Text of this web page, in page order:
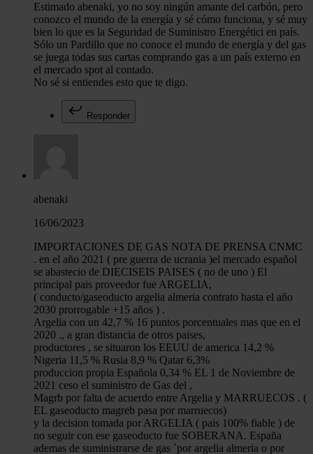
Estimado abenaki, yo no soy ningún amante del carbón, pero
conozco el mundo de la energía y sé cómo funciona, y sé muy
bien lo que es la Seguridad de Suministro Energétici en país.
Sólo un Pardillo que no conoce el mundo de energía y del gas
se juega todas sus cartas comprando gas a un país externo en
el mercado spot al contado.
No sé si entiendes esto que te digo.
Responder
abenaki
16/06/2023
IMPORTACIONES DE GAS NOTA DE PRENSA CNMC
. en el año 2021 ( pre guerra de ucrania )el mercado español
se abastecio de DIECISEIS PAISES ( no de uno ) El
principal pais proveedor fue ARGELIA,
( conducto/gaseoducto argelia almeria contrato hasta el año
2030 prorrogable +15 años ) .
Argelia con un 42,7 % 16 puntos porcentuales mas que en el
2020 ., a gran distancia de otros paises,
productores , se situaron los EEUU de america 14,2 %
Nigeria 11,5 % Rusia 8,9 % Qatar 6,3%
produccion propia Española 0,34 % EL 1 de Noviembre de
2021 ceso el suministro de Gas del ,
Magrb por falta de acuerdo entre Argelia y MARRUECOS . (
EL gaseoducto magreb pasa por marruecos)
y la decision tomada por ARGELIA ( pais 100% fiable ) de
no seguir con ese gaseoducto fue SOBERANA. España
ademas de suministrarse de gas `por argelia almeria o por